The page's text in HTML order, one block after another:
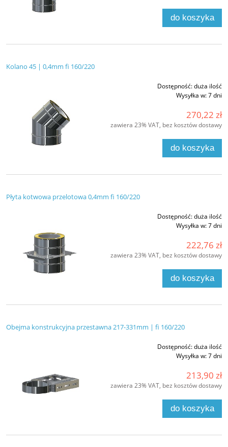
do koszyka
Kolano 45 | 0,4mm fi 160/220
Dostępność:duża ilość
Wysyłka w:7 dni
270,22 zł
zawiera 23% VAT, bez kosztów dostawy
do koszyka
Płyta kotwowa przelotowa 0,4mm fi 160/220
Dostępność:duża ilość
Wysyłka w:7 dni
222,76 zł
zawiera 23% VAT, bez kosztów dostawy
do koszyka
Obejma konstrukcyjna przestawna 217-331mm | fi 160/220
Dostępność:duża ilość
Wysyłka w:7 dni
213,90 zł
zawiera 23% VAT, bez kosztów dostawy
do koszyka